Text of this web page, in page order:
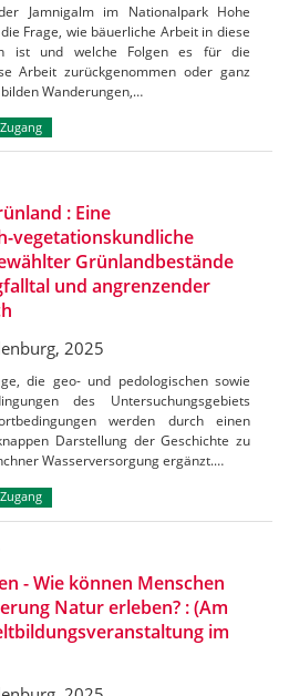
Jamnigalm im Nationalpark Hohe
Frage, wie bäuerliche Arbeit in diese
ist und welche Folgen es für die
Arbeit zurückgenommen oder ganz
Wanderungen,…
Zugang
: Eine
vegetationskundliche
Grünlandbestände
und angrenzender
2025
die geo- und pedologischen sowie
des Untersuchungsgebiets
werden durch einen
Darstellung der Geschichte zu
Wasserversorgung ergänzt.…
Zugang
- Wie können Menschen
Natur erleben? : (Am
im